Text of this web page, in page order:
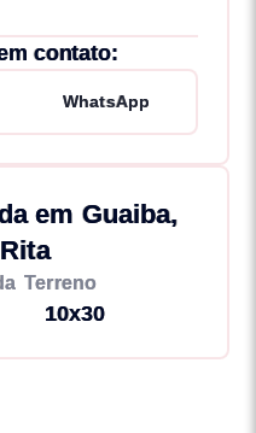
contato:
WhatsApp
em Guaiba,
Terreno
10x30